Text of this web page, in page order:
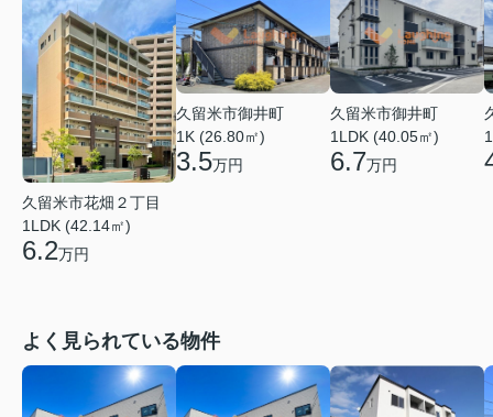
久留米市花畑２丁目
1LDK (42.14㎡)
6.2万円
久留米市御井町
1K (26.80㎡)
3.5万円
久留米市御井町
1LDK (40.05㎡)
6.7万円
よく見られている物件